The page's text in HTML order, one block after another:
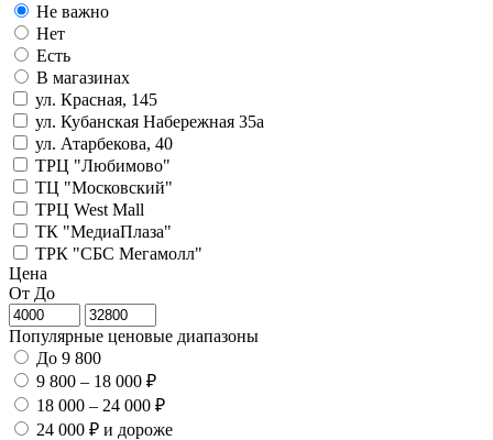
Не важно
Нет
Есть
В магазинах
ул. Красная, 145
ул. Кубанская Набережная 35а
ул. Атарбекова, 40
ТРЦ "Любимово"
ТЦ "Московский"
ТРЦ West Mall
ТК "МедиаПлаза"
ТРК "СБС Мегамолл"
Цена
От До
Популярные ценовые диапазоны
До 9 800
9 800 – 18 000 ₽
18 000 – 24 000 ₽
24 000 ₽ и дороже